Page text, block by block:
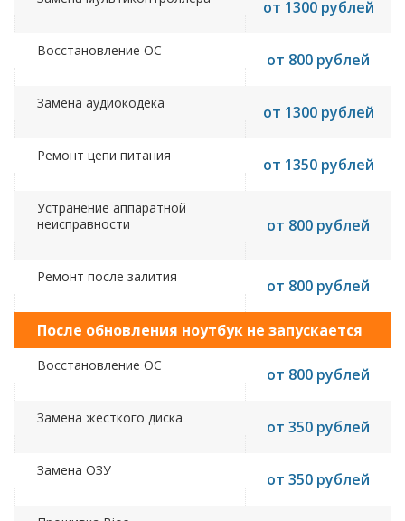
от 1300 рублей
Восстановление ОС от 800 рублей
Замена аудиокодека от 1300 рублей
Ремонт цепи питания от 1350 рублей
Устранение аппаратной
неисправности
от 800 рублей
Ремонт после залития от 800 рублей
После обновления ноутбук не запускается
Восстановление ОС от 800 рублей
Замена жесткого диска от 350 рублей
Замена ОЗУ от 350 рублей